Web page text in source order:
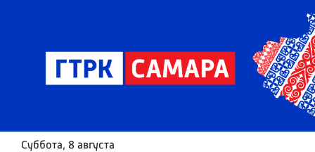
Суббота, 8 августа